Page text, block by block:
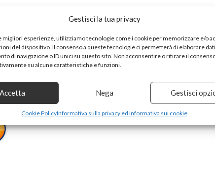
Gestisci la tua privacy
migliori esperienze, utilizziamo tecnologie come i cookie per memorizzare e/o
del dispositivo. Il consenso a queste tecnologie ci permetterà di elaborare
di navigazione o ID unici su questo sito. Non acconsentire o ritirare il
su alcune caratteristiche e funzioni.
Accetta Nega Gestisci
Cookie PolicyInformativa sulla privacy ed informativa sui cookie
spessa
cm